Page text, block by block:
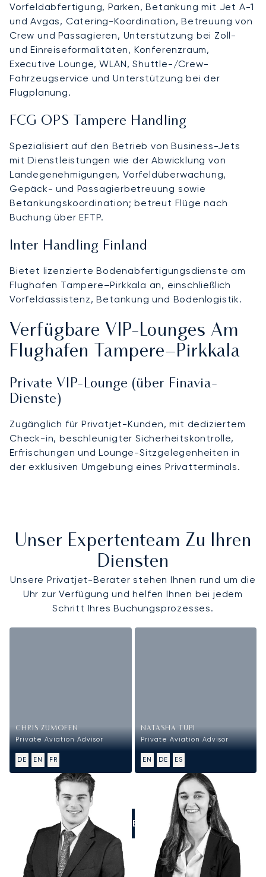
Vorfeldabfertigung, Parken, Betankung mit Jet A-1
und Avgas, Catering-Koordination, Betreuung von
Crew und Passagieren, Unterstützung bei Zoll-
und Einreiseformalitäten, Konferenzraum,
Executive Lounge, WLAN, Shuttle-/Crew-
Fahrzeugservice und Unterstützung bei der
Flugplanung.
FCG OPS Tampere Handling
Spezialisiert auf den Betrieb von Business-Jets
mit Dienstleistungen wie der Abwicklung von
Landegenehmigungen, Vorfeldüberwachung,
Gepäck- und Passagierbetreuung sowie
Betankungskoordination; betreut Flüge nach
Buchung über EFTP.
Inter Handling Finland
Bietet lizenzierte Bodenabfertigungsdienste am
Flughafen Tampere–Pirkkala an, einschließlich
Vorfeldassistenz, Betankung und Bodenlogistik.
Verfügbare VIP-Lounges Am
Flughafen Tampere–Pirkkala
Private VIP-Lounge (über Finavia-
Dienste)
Zugänglich für Privatjet-Kunden, mit dediziertem
Check-in, beschleunigter Sicherheitskontrolle,
Erfrischungen und Lounge-Sitzgelegenheiten in
der exklusiven Umgebung eines Privatterminals.
Unser Expertenteam Zu Ihren
Diensten
Unsere Privatjet-Berater stehen Ihnen rund um die
Uhr zur Verfügung und helfen Ihnen bei jedem
Schritt Ihres Buchungsprozesses.
CHRIS ZUMOFEN
Private Aviation Advisor
DE EN FR
NATASHA TUPI
Private Aviation Advisor
EN DE ES
RUFEN SIE UNS AN